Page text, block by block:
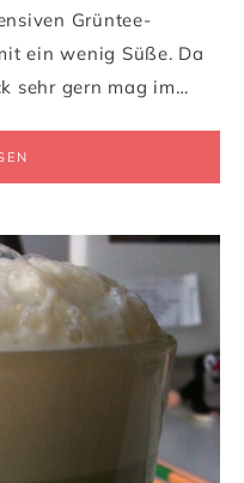
Grüntee-
ein wenig Süße. Da
sehr gern mag im…